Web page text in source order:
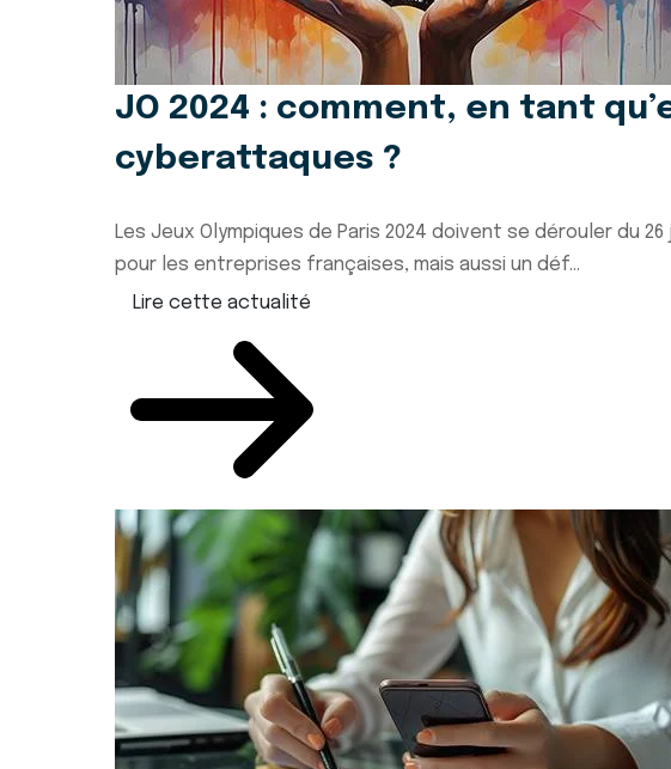
JO 2024 : comment, en tant
cyberattaques ?
Les Jeux Olympiques de Paris 2024 doivent se dérouler du
pour les entreprises françaises, mais aussi un déf...
Lire cette actualité